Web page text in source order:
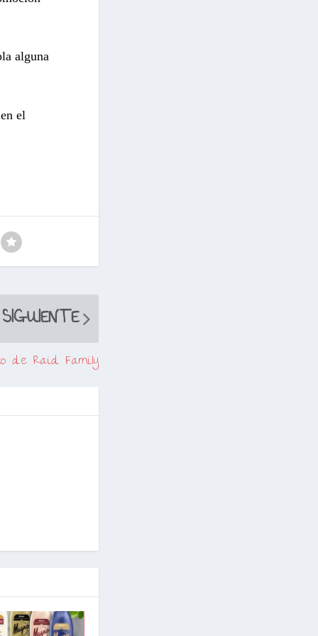
alguna
el
SIGUIENTE
de Raid Family